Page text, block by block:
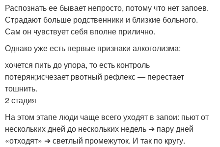
Распознать ее бывает непросто, потому что нет запоев.
Страдают больше родственники и близкие больного.
Сам он чувствует себя вполне прилично.
Однако уже есть первые признаки алкоголизма:
хочется пить до упора, то есть контроль
потерян;исчезает рвотный рефлекс — перестает
тошнить.
2 стадия
На этом этапе люди чаще всего уходят в запои: пьют от
нескольких дней до нескольких недель ➔ пару дней
«отходят» ➔ светлый промежуток. И так по кругу.